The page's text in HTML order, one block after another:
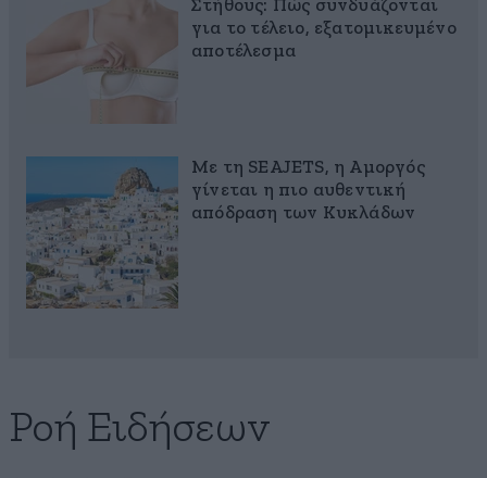
Στήθους: Πώς συνδυάζονται
για το τέλειο, εξατομικευμένο
αποτέλεσμα
Με τη SEAJETS, η Αμοργός
γίνεται η πιο αυθεντική
απόδραση των Κυκλάδων
Ροή Ειδήσεων